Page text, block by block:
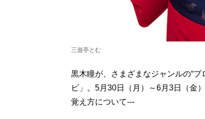
三遊亭とむ
黒木瞳が、さまざまなジャンルの“
ビ」。5月30日（月）～6月3日（金
覚え方について---